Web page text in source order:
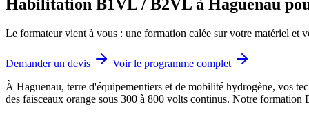
Habilitation B1VL / B2VL à Haguenau
Le formateur vient à vous : une formation calée sur votre matériel et
Demander un devis
Voir le programme complet
À Haguenau, terre d'équipementiers et de mobilité hydrogène, vos
des faisceaux orange sous 300 à 800 volts continus. Notre